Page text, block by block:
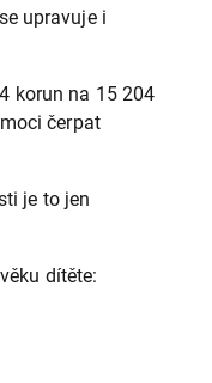
upravuje i
korun na 15 204
čerpat
je to jen
dítěte: